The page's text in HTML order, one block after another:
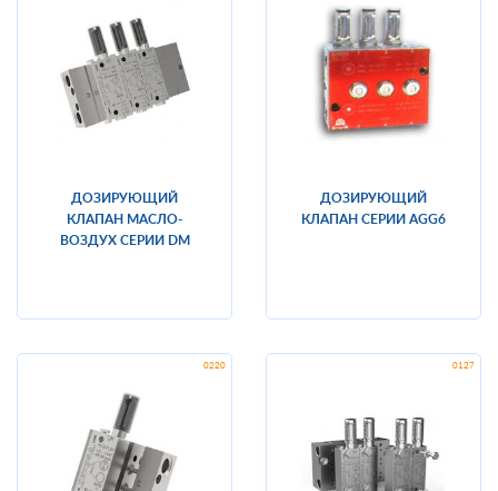
ДОЗИРУЮЩИЙ
КЛАПАН МАСЛО-
ВОЗДУХ СЕРИИ DM
ДОЗИРУЮЩИЙ
КЛАПАН СЕРИИ AGG6